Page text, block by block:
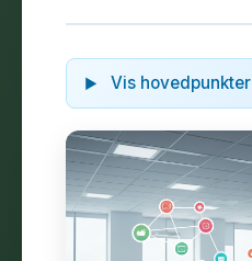
Vis hovedpunkter